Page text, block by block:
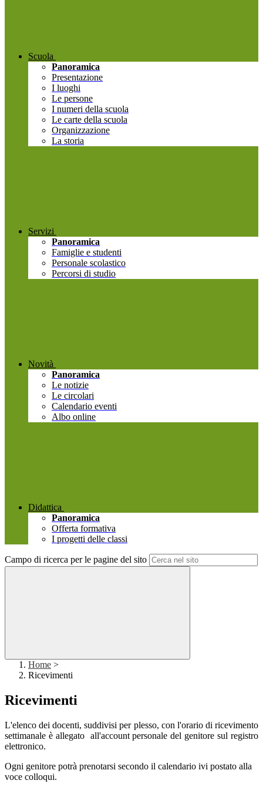
Scuola
Panoramica
Presentazione
I luoghi
Le persone
I numeri della scuola
Le carte della scuola
Organizzazione
La storia
Servizi
Panoramica
Famiglie e studenti
Personale scolastico
Percorsi di studio
Novità
Panoramica
Le notizie
Le circolari
Calendario eventi
Albo online
Didattica
Panoramica
Offerta formativa
I progetti delle classi
Campo di ricerca per le pagine del sito
Home >
Ricevimenti
Ricevimenti
L'elenco dei docenti, suddivisi per plesso, con l'orario di ricevimento
settimanale è allegato all'account personale del genitore sul registro
elettronico.
Ogni genitore potrà prenotarsi secondo il calendario ivi postato alla
voce colloqui.